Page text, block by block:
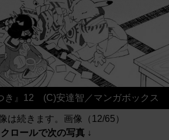
き』12 (C)安達智／マンガボックス
は続きます。画像（12/65）
クロールで次の写真 ↓